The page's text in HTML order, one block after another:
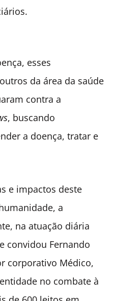
esses
da área da saúde
contra a
, buscando
a doença, tratar e
e impactos deste
a
na atuação diária
convidou Fernando
corporativo Médico,
no combate à